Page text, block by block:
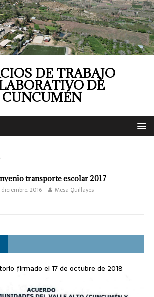
DE TRABAJO
DE
CUNCUMÉN
transporte escolar 2017
diciembre, 2016 Mesa Quillayes
firmado el 17 de octubre de 2018